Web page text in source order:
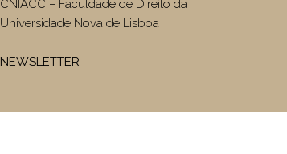
CNIACC – Faculdade de Direito da
Universidade Nova de Lisboa
NEWSLETTER